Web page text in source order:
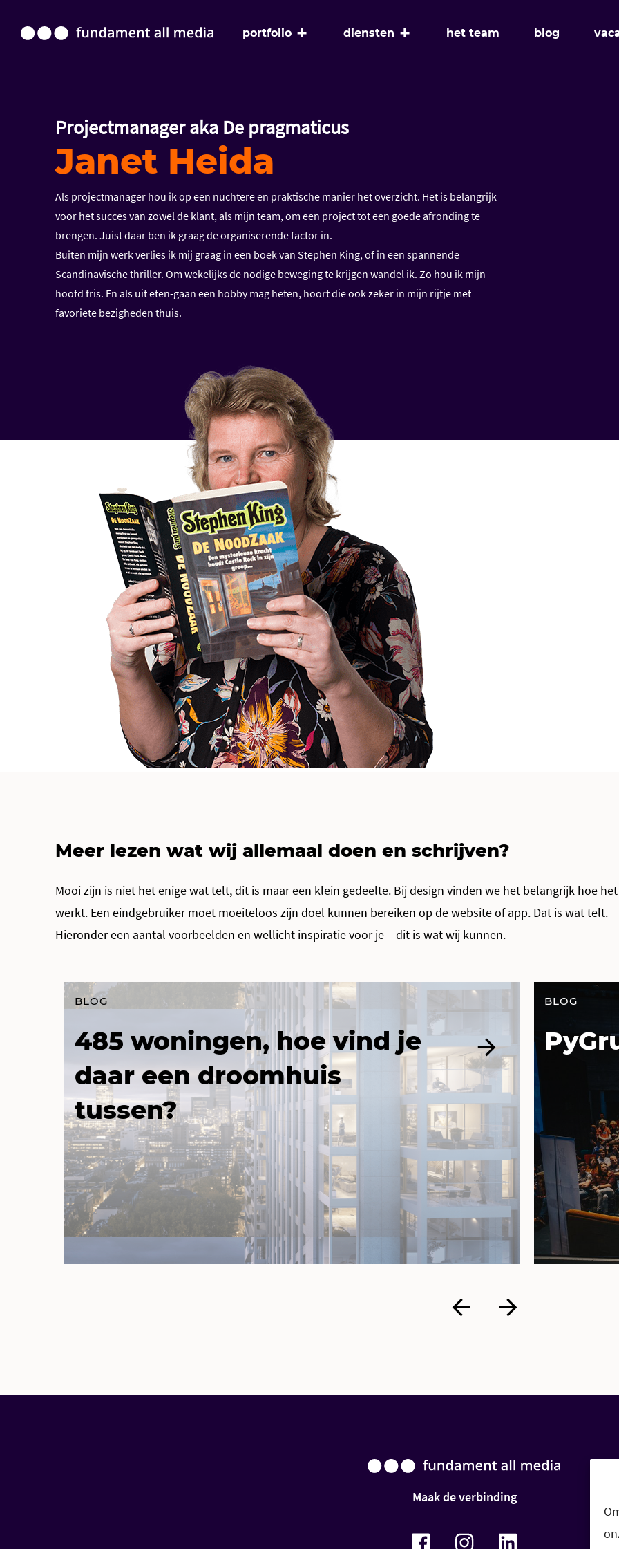
portfolio + diensten + het team blog
Projectmanager aka De pragmaticus
Janet Heida
Als projectmanager hou ik op een nuchtere en praktische manier het overzicht. Het is belangrijk
voor het succes van zowel de klant, als mijn team, om een project tot een goede afronding te
brengen. Juist daar ben ik graag de organiserende factor in.
Buiten mijn werk verlies ik mij graag in een boek van Stephen King, of in een spannende
Scandinavische thriller. Om wekelijks de nodige beweging te krijgen wandel ik. Zo hou ik mijn
hoofd fris. En als uit eten-gaan een hobby mag heten, hoort die ook zeker in mijn rijtje met
favoriete bezigheden thuis.
Meer lezen wat wij allemaal doen en schrijven?
Mooi zijn is niet het enige wat telt, dit is maar een klein gedeelte. Bij design vinden we het belangrijk hoe het
werkt. Een eindgebruiker moet moeiteloos zijn doel kunnen bereiken op de website of app. Dat is wat telt.
Hieronder een aantal voorbeelden en wellicht inspiratie voor je – dit is wat wij kunnen.
BLOG
485 woningen, hoe vind je
daar een droomhuis
tussen?
BLOG
Maak de verbinding